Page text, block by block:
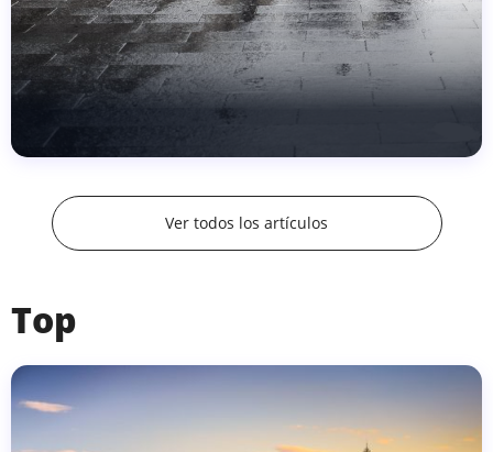
Ver todos los artículos
Top